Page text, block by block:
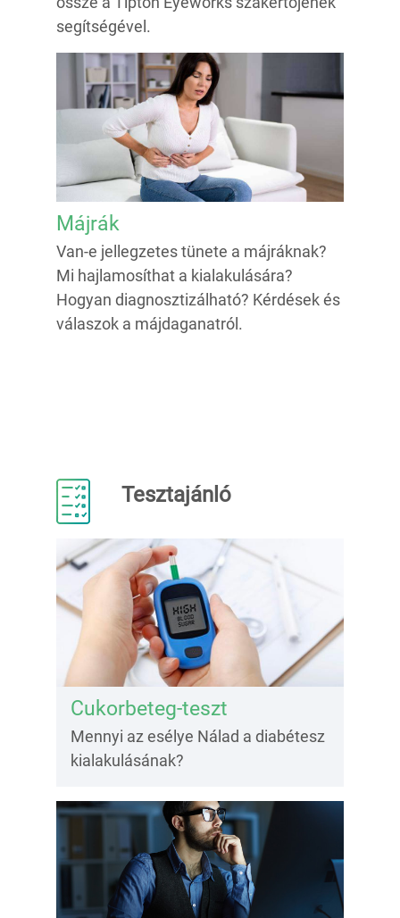
segítségével.
Májrák
Van-e jellegzetes tünete a májráknak?
Mi hajlamosíthat a kialakulására?
Hogyan diagnosztizálható? Kérdések és
válaszok a májdaganatról.
Tesztajánló
Cukorbeteg-teszt
Mennyi az esélye Nálad a diabétesz
kialakulásának?